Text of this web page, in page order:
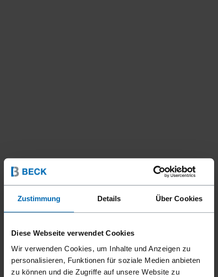
Zustimmung Details Über Cookies
Diese Webseite verwendet Cookies
Wir verwenden Cookies, um Inhalte und Anzeigen zu
personalisieren, Funktionen für soziale Medien anbieten
zu können und die Zugriffe auf unsere Website zu